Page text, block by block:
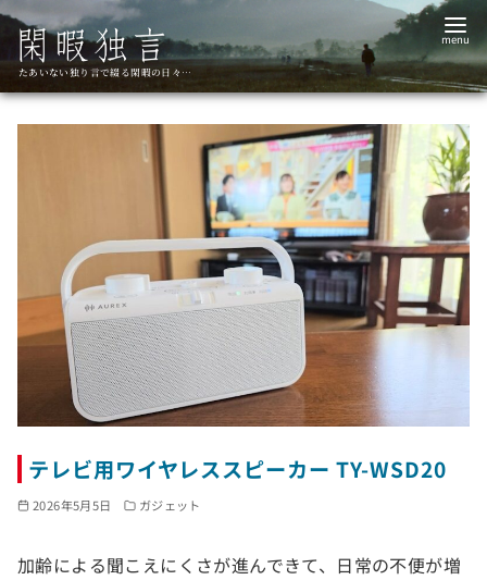
コ
テ
ン
たあいない独り言で綴る閑暇の日々…
テレビ用ワイヤレススピーカー TY-WSD20
2026年5月5日 ガジェット
加齢による聞こえにくさが進んできて、日常の不便が増